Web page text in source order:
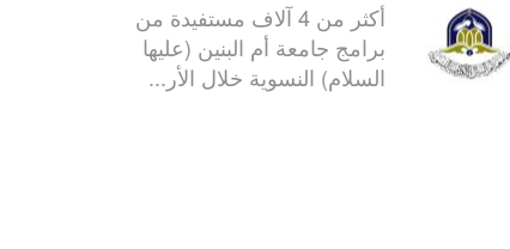
أكثر من 4 آلاف مستفيدة من
برامج جامعة أم البنين (عليها
السلام) النسوية خلال الأر...